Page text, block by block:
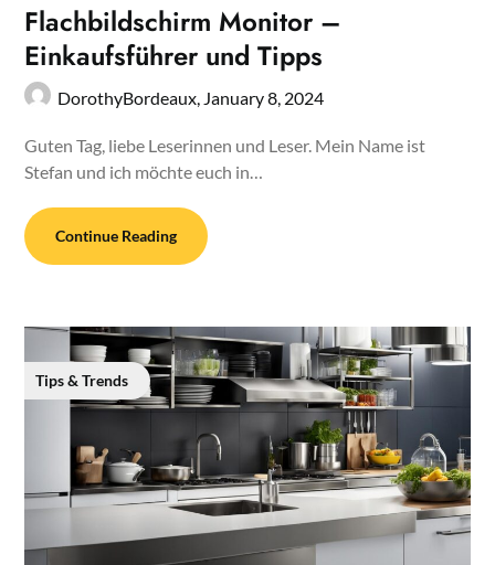
Flachbildschirm Monitor –
Einkaufsführer und Tipps
DorothyBordeaux, January 8, 2024
Guten Tag, liebe Leserinnen und Leser. Mein Name ist
Stefan und ich möchte euch in…
Continue Reading
Tips & Trends